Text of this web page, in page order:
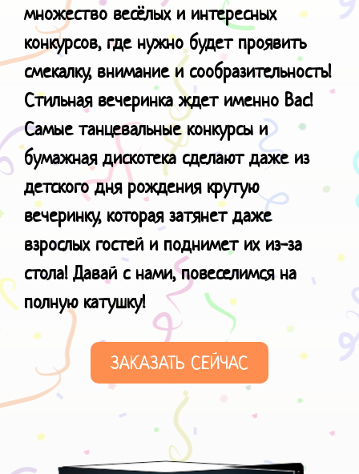
множество весёлых и интересных
конкурсов, где нужно будет проявить
смекалку, внимание и сообразительность!
Стильная вечеринка ждет именно Вас!
Самые танцевальные конкурсы и
бумажная дискотека сделают даже из
детского дня рождения крутую
вечеринку, которая затянет даже
взрослых гостей и поднимет их из-за
стола! Давай с нами, повеселимсяна
полную катушку!
ЗАКАЗАТЬ СЕЙЧАС